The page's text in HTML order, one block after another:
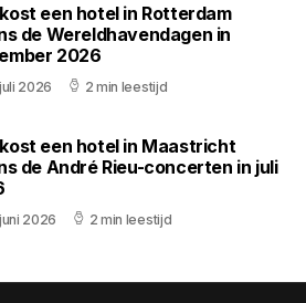
een hotel in Rotterdam
de Wereldhavendagen in
2026
2026 2 min leestijd
een hotel in Maastricht
de André Rieu-concerten in juli
2026 2 min leestijd